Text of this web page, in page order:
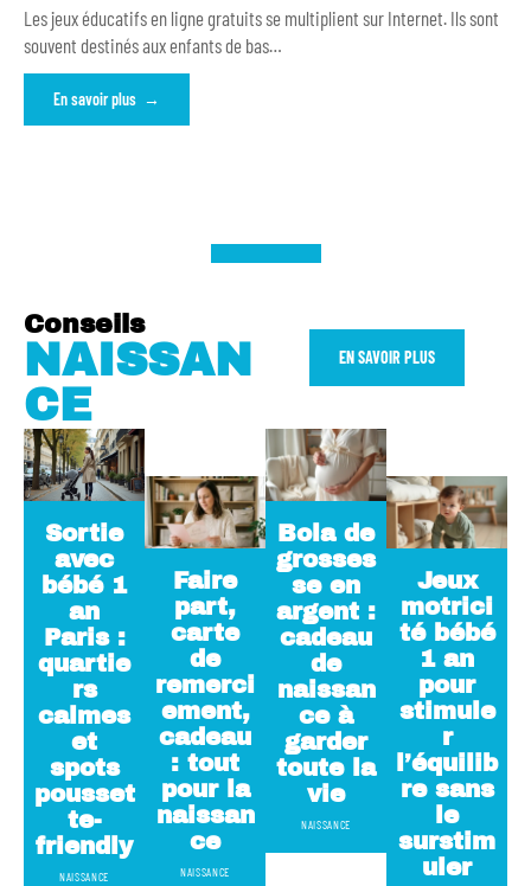
Les jeux éducatifs en ligne gratuits se multiplient sur Internet. Ils sont
souvent destinés aux enfants de bas…
En savoir plus
Conseils
NAISSAN
CE
EN SAVOIR PLUS
Sortie
avec
bébé 1
an
Paris :
quartie
rs
calmes
et
spots
pousset
te-
friendly
NAISSANCE
Faire
part,
carte
de
remerci
ement,
cadeau
: tout
pour la
naissan
ce
NAISSANCE
Bola de
grosses
se en
argent :
cadeau
de
naissan
ce à
garder
toute la
vie
NAISSANCE
Jeux
motrici
té bébé
1 an
pour
stimule
r
l’équilib
re sans
le
surstim
uler